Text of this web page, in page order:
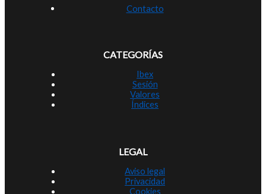
Contacto
CATEGORÍAS
Ibex
Sesión
Valores
Índices
LEGAL
Aviso legal
Privacidad
Cookies